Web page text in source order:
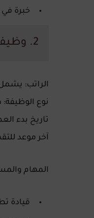
خبرة في
2. وظيفة: قائد تطوير اللغة في المرحلة الابتدائية
الراتب: يشمل
نوع الوظيفة:
تاريخ بدء
آخر موعد
المهام
قيادة